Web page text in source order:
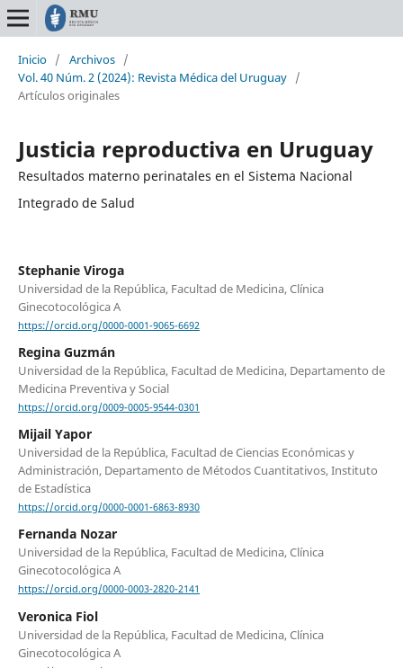
Inicio / Archivos /
Vol. 40 Núm. 2 (2024): Revista Médica del Uruguay /
Artículos originales
Justicia reproductiva en Uruguay
Resultados materno perinatales en el Sistema Nacional
Integrado de Salud
Stephanie Viroga
Universidad de la República, Facultad de Medicina, Clínica
Ginecotocológica A
https://orcid.org/0000-0001-9065-6692
Regina Guzmán
Universidad de la República, Facultad de Medicina, Departamento de
Medicina Preventiva y Social
https://orcid.org/0009-0005-9544-0301
Mijail Yapor
Universidad de la República, Facultad de Ciencias Económicas y
Administración, Departamento de Métodos Cuantitativos, Instituto
de Estadística
https://orcid.org/0000-0001-6863-8930
Fernanda Nozar
Universidad de la República, Facultad de Medicina, Clínica
Ginecotocológica A
https://orcid.org/0000-0003-2820-2141
Veronica Fiol
Universidad de la República, Facultad de Medicina, Clínica
Ginecotocológica A